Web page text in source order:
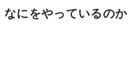
なにをやっているのか